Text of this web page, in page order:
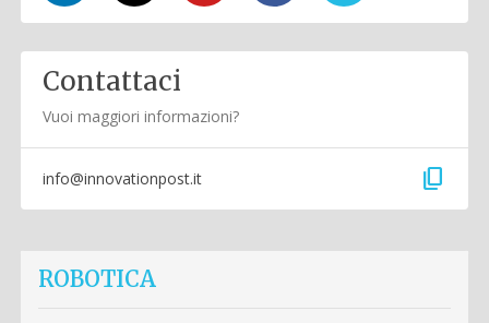
Contattaci
Vuoi maggiori informazioni?
info@innovationpost.it content_copy
ROBOTICA